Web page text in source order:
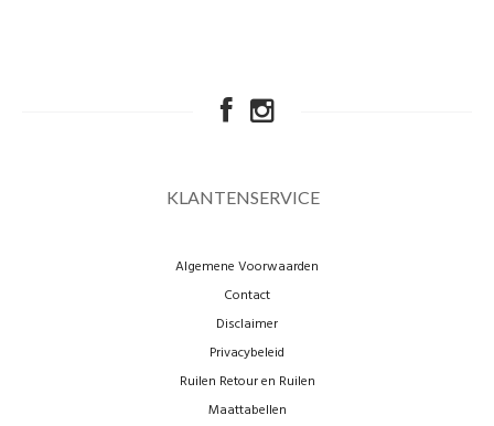
KLANTENSERVICE
Algemene Voorwaarden
Contact
Disclaimer
Privacybeleid
Ruilen Retour en Ruilen
Maattabellen